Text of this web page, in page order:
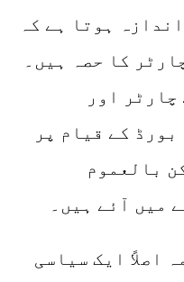
اندازہ ہوتا ہے کہ
کا حصہ ہیں۔
اور
کے قیام پر
بالعموم
میں آئے ہیں۔
اصلاً ایک سیاسی